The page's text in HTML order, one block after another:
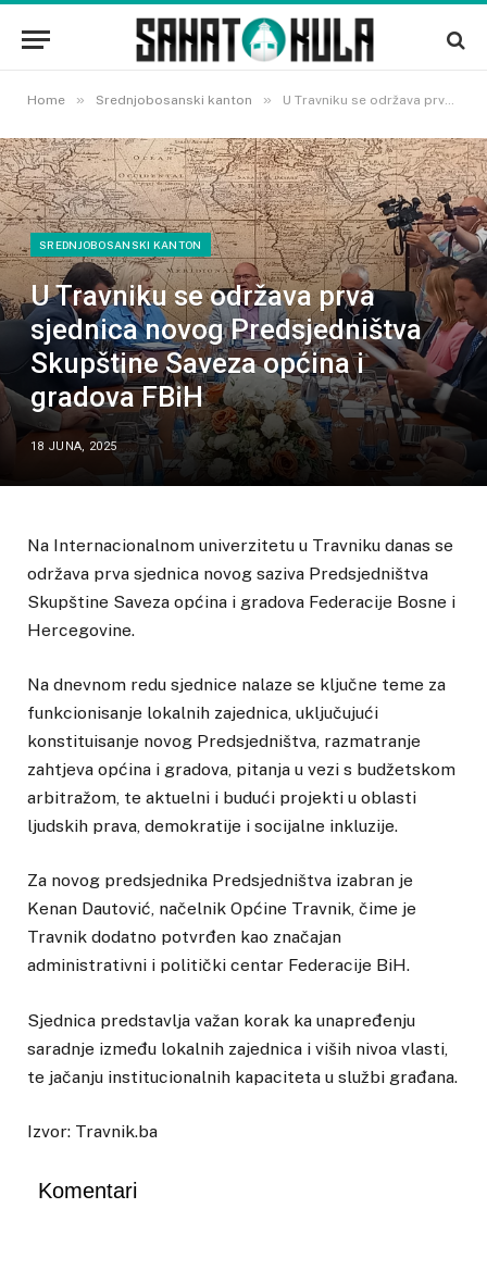
Home » Srednjobosanski kanton » U Travniku se održava prva sjednica novog Predsjedništva Skupštine Saveza općina i gradova FBiH
SREDNJOBOSANSKI KANTON
U Travniku se održava prva
sjednica novog Predsjedništva
Skupštine Saveza općina i
gradova FBiH
18 JUNA, 2025
Na Internacionalnom univerzitetu u Travniku danas se
održava prva sjednica novog saziva Predsjedništva
Skupštine Saveza općina i gradova Federacije Bosne i
Hercegovine.
Na dnevnom redu sjednice nalaze se ključne teme za
funkcionisanje lokalnih zajednica, uključujući
konstituisanje novog Predsjedništva, razmatranje
zahtjeva općina i gradova, pitanja u vezi s budžetskom
arbitražom, te aktuelni i budući projekti u oblasti
ljudskih prava, demokratije i socijalne inkluzije.
Za novog predsjednika Predsjedništva izabran je
Kenan Dautović, načelnik Općine Travnik, čime je
Travnik dodatno potvrđen kao značajan
administrativni i politički centar Federacije BiH.
Sjednica predstavlja važan korak ka unapređenju
saradnje između lokalnih zajednica i viših nivoa vlasti,
te jačanju institucionalnih kapaciteta u službi građana.
Izvor: Travnik.ba
Komentari